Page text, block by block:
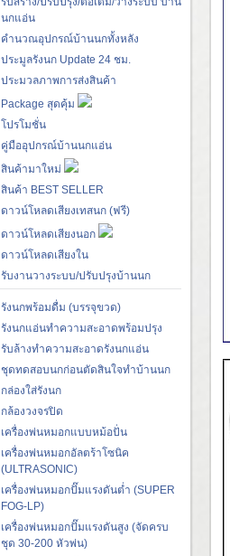
นกแอ่น
คำนวณอุปกรณ์บ้านนกทั้งหลัง
ประมูลรังนก Update 24 ชม.
ประมวลภาพการส่งสินค้า
Package สุดคุ้ม
โปรโมชั่น
คู่มืออุปกรณ์บ้านนกแอ่น
สินค้ามาใหม่
สินค้า BEST SELLER
ดาวน์โหลดเสียงเทสนก (ฟรี)
ดาวน์โหลดเสียงนอก
ดาวน์โหลดเสียงใน
รับงานวางระบบ/ปรับปรุงบ้านนก
รังนกพร้อมดื่ม (บรรจุขวด)
รังนกแอ่นทำความสะอาดพร้อมปรุง
รับล้างทำความสะอาดรังนกแอ่น
ชุดทดสอบนกก่อนตัดสินใจทำบ้านนก
กล่องใส่รังนก
กล้องวงจรปิด
เครื่องพ่นหมอกแบบหม้อปั่น
เครื่องพ่นหมอกอัลตร้าโซนิค
(ULTRASONIC)
เครื่องพ่นหมอกปั๊มแรงดันต่ำ (SUPER
FOG-LP)
เครื่องพ่นหมอกปั๊มแรงดันสูง (จัดครบ
ชุด 30-200 หัวพ่น)